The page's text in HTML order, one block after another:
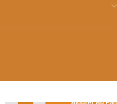
Ajouter Au